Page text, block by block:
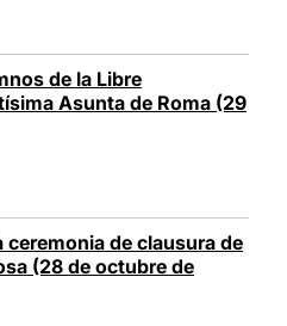
de la Libre
Asunta de Roma (29
de clausura de
(28 de octubre de